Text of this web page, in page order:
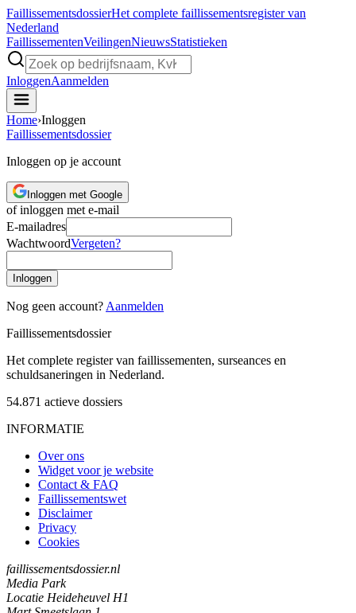
FaillissementsdossierHet complete faillissementsregister van
Nederland
FaillissementenVeilingenNieuwsStatistieken
InloggenAanmelden
Home›Inloggen
Faillissementsdossier
Inloggen op je account
Inloggen met Google
of inloggen met e-mail
E-mailadres
WachtwoordVergeten?
Inloggen
Nog geen account? Aanmelden
Faillissementsdossier
Het complete register van faillissementen, surseances en
schuldsaneringen in Nederland.
54.871 actieve dossiers
INFORMATIE
Over ons
Widget voor je website
Contact & FAQ
Faillissementswet
Disclaimer
Privacy
Cookies
faillissementsdossier.nl
Media Park
Locatie Heideheuvel H1